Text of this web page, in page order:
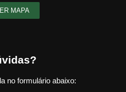
MAPA
no formulário abaixo: